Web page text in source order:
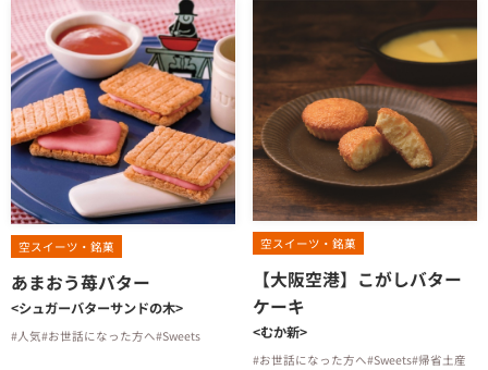
空スイーツ・銘菓
あまおう苺バター
<シュガーバターサンドの木>
#人気#お世話になった方へ#Sweets
空スイーツ・銘菓
【大阪空港】こがしバター
ケーキ
<むか新>
#お世話になった方へ#Sweets#帰省土産